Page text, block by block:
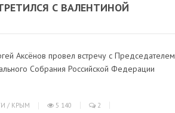
С ВАЛЕНТИНОЙ
Аксёнов провел встречу с Председателем
Собрания Российской Федерации
/ КРЫМ 5 140 2